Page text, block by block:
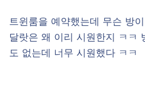
트윈룸을 예약했는데 무슨 방
달랏은 왜 이리 시원한지 ㅋㅋ
도 없는데 너무 시원했다 ㅋㅋ